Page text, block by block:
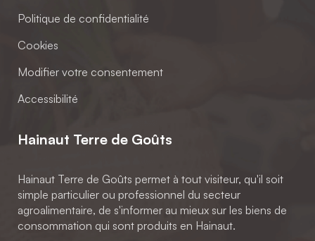
Politique de confidentialité
Cookies
Modifier votre consentement
Accessibilité
Hainaut Terre de Goûts
Hainaut Terre de Goûts permet à tout visiteur, qu'il soit
simple particulier ou professionnel du secteur
agroalimentaire, de s'informer au mieux sur les biens de
consommation qui sont produits en Hainaut.